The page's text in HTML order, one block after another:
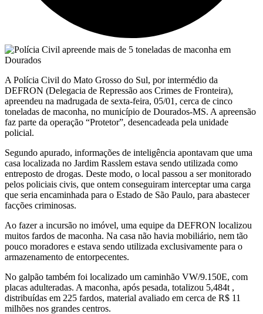
A Polícia Civil do Mato Grosso do Sul, por intermédio da
DEFRON (Delegacia de Repressão aos Crimes de Fronteira),
apreendeu na madrugada de sexta-feira, 05/01, cerca de cinco
toneladas de maconha, no município de Dourados-MS. A apreensão
faz parte da operação “Protetor”, desencadeada pela unidade
policial.
Segundo apurado, informações de inteligência apontavam que uma
casa localizada no Jardim Rasslem estava sendo utilizada como
entreposto de drogas. Deste modo, o local passou a ser monitorado
pelos policiais civis, que ontem conseguiram interceptar uma carga
que seria encaminhada para o Estado de São Paulo, para abastecer
facções criminosas.
Ao fazer a incursão no imóvel, uma equipe da DEFRON localizou
muitos fardos de maconha. Na casa não havia mobiliário, nem tão
pouco moradores e estava sendo utilizada exclusivamente para o
armazenamento de entorpecentes.
No galpão também foi localizado um caminhão VW/9.150E, com
placas adulteradas. A maconha, após pesada, totalizou 5,484t ,
distribuídas em 225 fardos, material avaliado em cerca de R$ 11
milhões nos grandes centros.